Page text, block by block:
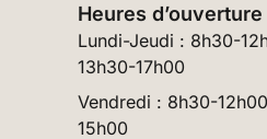
Heures d’ouverture
Lundi-Jeudi : 8h30-
13h30-17h00
Vendredi : 8h30-
15h00